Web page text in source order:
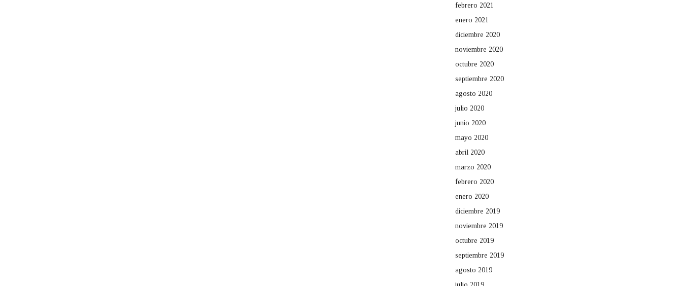
febrero 2021
enero 2021
diciembre 2020
noviembre 2020
octubre 2020
septiembre 2020
agosto 2020
julio 2020
junio 2020
mayo 2020
abril 2020
marzo 2020
febrero 2020
enero 2020
diciembre 2019
noviembre 2019
octubre 2019
septiembre 2019
agosto 2019